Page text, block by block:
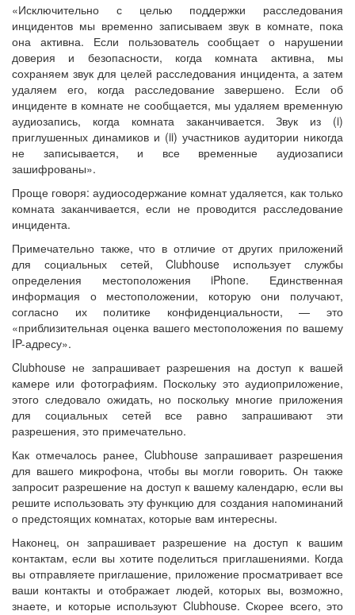
«Исключительно с целью поддержки расследования
инцидентов мы временно записываем звук в комнате, пока
она активна. Если пользователь сообщает о нарушении
доверия и безопасности, когда комната активна, мы
сохраняем звук для целей расследования инцидента, а затем
удаляем его, когда расследование завершено. Если об
инциденте в комнате не сообщается, мы удаляем временную
аудиозапись, когда комната заканчивается. Звук из (i)
приглушенных динамиков и (ii) участников аудитории никогда
не записывается, и все временные аудиозаписи
зашифрованы».
Проще говоря: аудиосодержание комнат удаляется, как только
комната заканчивается, если не проводится расследование
инцидента.
Примечательно также, что в отличие от других приложений
для социальных сетей, Clubhouse использует службы
определения местоположения iPhone. Единственная
информация о местоположении, которую они получают,
согласно их политике конфиденциальности, — это
«приблизительная оценка вашего местоположения по вашему
IP-адресу».
Clubhouse не запрашивает разрешения на доступ к вашей
камере или фотографиям. Поскольку это аудиоприложение,
этого следовало ожидать, но поскольку многие приложения
для социальных сетей все равно запрашивают эти
разрешения, это примечательно.
Как отмечалось ранее, Clubhouse запрашивает разрешения
для вашего микрофона, чтобы вы могли говорить. Он также
запросит разрешение на доступ к вашему календарю, если вы
решите использовать эту функцию для создания напоминаний
о предстоящих комнатах, которые вам интересны.
Наконец, он запрашивает разрешение на доступ к вашим
контактам, если вы хотите поделиться приглашениями. Когда
вы отправляете приглашение, приложение просматривает все
ваши контакты и отображает людей, которых вы, возможно,
знаете, и которые используют Clubhouse. Скорее всего, это